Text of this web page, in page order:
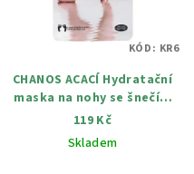
CHANOS ACACÍ Hydratační
maska na nohy se šnečím
extraktem
119 Kč
Skladem
KÓD: KR6